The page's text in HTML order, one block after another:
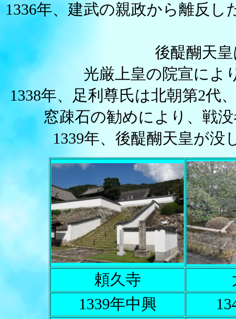
1336年、建武の親政から離反
後醍醐天
光厳上皇の院宣によ
1338年、足利尊氏は北朝第2代
窓疎石の勧めにより、戦
1339年、後醍醐天皇が没
頼久寺
1339年中興